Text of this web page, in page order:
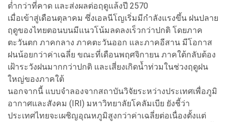
ต่ำกว่าที่คาด และส่งผลต่อฤดูแล้งปี 2570
เมื่อเข้าสู่เดือนตุลาคม ซึ่งเอลนีโญเริ่มมีกำลังแรงขึ้น ฝนปลาย
ฤดูของไทยตอนบนมีแนวโน้มลดลงเร็วกว่าปกติ โดยภาค
ตะวันตก ภาคกลาง ภาคตะวันออก และภาคอีสาน มีโอกาส
ฝนน้อยกว่าค่าเฉลี่ย ขณะที่เดือนพฤศจิกายน ภาคใต้กลับต้อง
เฝ้าระวังฝนมากกว่าปกติ และเสี่ยงเกิดน้ำท่วมในช่วงฤดูฝน
ใหญ่ของภาคใต้
นอกจากนี้ แบบจำลองจากสถาบันวิจัยระหว่างประเทศเพื่อภูมิ
อากาศและสังคม (IRI) มหาวิทยาลัยโคลัมเบีย ยังชี้ว่า
ประเทศไทยจะเผชิญอุณหภูมิสูงกว่าค่าเฉลี่ยต่อเนื่องตั้งแต่